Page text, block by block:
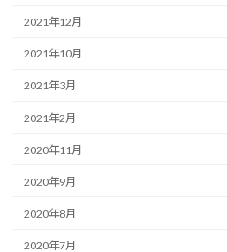
2021年12月
2021年10月
2021年3月
2021年2月
2020年11月
2020年9月
2020年8月
2020年7月